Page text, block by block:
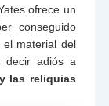
ofrece un
conseguido
el material del
decir adiós a
las reliquias